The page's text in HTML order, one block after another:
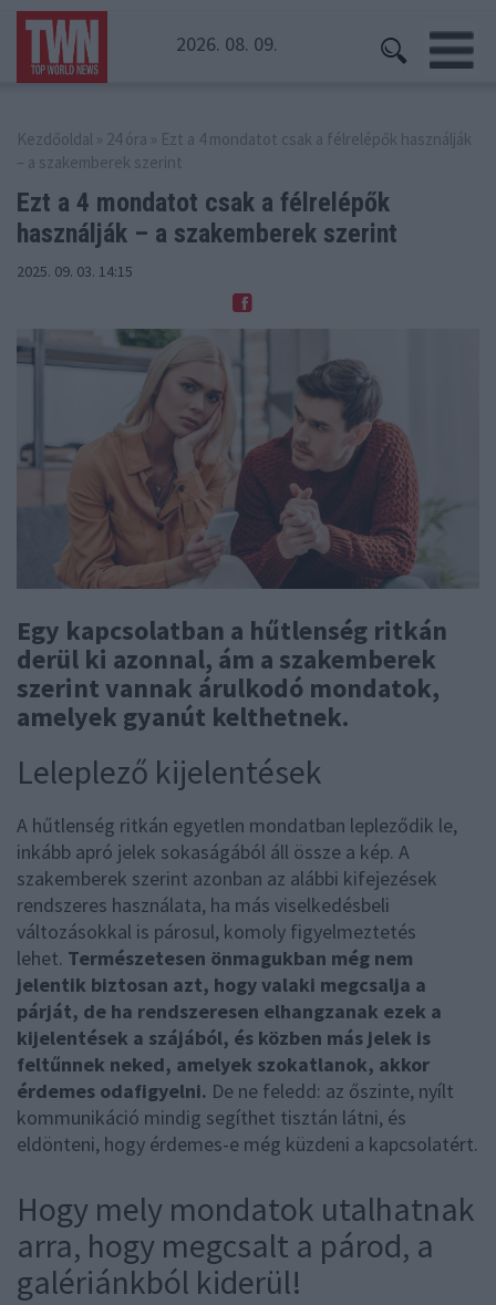
2026. 08. 09.
Kezdőoldal » 24 óra » Ezt a 4 mondatot csak a félrelépők használják
– a szakemberek szerint
Ezt a 4 mondatot csak a félrelépők
használják – a szakemberek szerint
2025. 09. 03. 14:15
Egy kapcsolatban a hűtlenség ritkán
derül ki azonnal, ám a szakemberek
szerint vannak árulkodó mondatok,
amelyek gyanút kelthetnek.
Leleplező kijelentések
A hűtlenség ritkán egyetlen mondatban lepleződik le,
inkább apró jelek sokaságából áll össze a kép. A
szakemberek szerint azonban az alábbi kifejezések
rendszeres használata, ha más viselkedésbeli
változásokkal is párosul, komoly figyelmeztetés
lehet. Természetesen önmagukban még nem
jelentik biztosan azt, hogy valaki megcsalja a
párját, de ha rendszeresen elhangzanak ezek a
kijelentések a szájából, és közben más jelek is
feltűnnek neked, amelyek szokatlanok, akkor
érdemes odafigyelni. De ne feledd: az őszinte, nyílt
kommunikáció mindig segíthet tisztán látni, és
eldönteni, hogy érdemes-e még küzdeni a kapcsolatért.
Hogy mely mondatok utalhatnak
arra, hogy megcsalt a párod, a
galériánkból kiderül!